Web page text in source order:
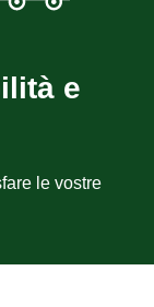
e
le vostre